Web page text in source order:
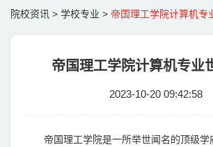
院校资讯 > 学校专业 > 帝国理工学院计算机专
帝国理工学院计算机专业
2023-10-20 09:42:58
帝国理工学院是一所举世闻名的顶级